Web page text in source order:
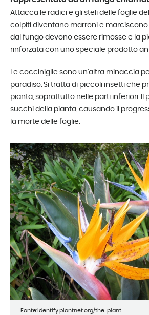
Attacca le radici e gli steli delle foglie
colpiti diventano marroni e
dal fungo devono essere rimosse e la
rinforzata con uno speciale prodotto
Le cocciniglie sono un’altra minaccia
paradiso. Si tratta di piccoli insetti che
pianta, soprattutto nelle parti inferiori. Il
succhi della pianta, causando il
la morte delle foglie.
Fonte:identify.plantnet.org/the-plant-